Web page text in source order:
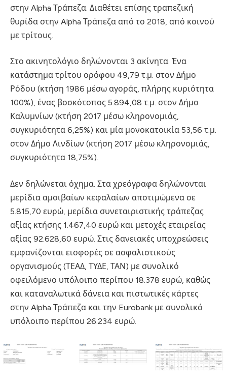
στην Alpha Τράπεζα. Διαθέτει επίσης τραπεζική
θυρίδα στην Alpha Τράπεζα από το 2018, από κοινού
με τρίτους.
Στο ακινητολόγιο δηλώνονται 3 ακίνητα. Ένα
κατάστημα τρίτου ορόφου 49,79 τ.μ. στον Δήμο
Ρόδου (κτήση 1986 μέσω αγοράς, πλήρης κυριότητα
100%), ένας βοσκότοπος 5.894,08 τ.μ. στον Δήμο
Καλυμνίων (κτήση 2017 μέσω κληρονομιάς,
συγκυριότητα 6,25%) και μία μονοκατοικία 53,56 τ.μ.
στον Δήμο Λινδίων (κτήση 2017 μέσω κληρονομιάς,
συγκυριότητα 18,75%).
Δεν δηλώνεται όχημα. Στα χρεόγραφα δηλώνονται
μερίδια αμοιβαίων κεφαλαίων αποτιμώμενα σε
5.815,70 ευρώ, μερίδια συνεταιριστικής τράπεζας
αξίας κτήσης 1.467,40 ευρώ και μετοχές εταιρείας
αξίας 92.628,60 ευρώ. Στις δανειακές υποχρεώσεις
εμφανίζονται εισφορές σε ασφαλιστικούς
οργανισμούς (ΤΕΑΔ, ΤΥΔΕ, ΤΑΝ) με συνολικό
οφειλόμενο υπόλοιπο περίπου 18.378 ευρώ, καθώς
και καταναλωτικά δάνεια και πιστωτικές κάρτες
στην Alpha Τράπεζα και την Eurobank με συνολικό
υπόλοιπο περίπου 26.234 ευρώ.